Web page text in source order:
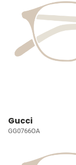
Gucci
GG0766OA